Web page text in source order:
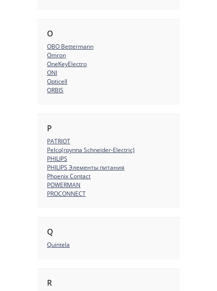
O
OBO Bettermann
Omron
OneKeyElectro
ONI
Opticell
ORBIS
P
PATRIOT
Pelco(группа Schneider-Electric)
PHILIPS
PHILIPS Элементы питания
Phoenix Contact
POWERMAN
PROCONNECT
Q
Quintela
R